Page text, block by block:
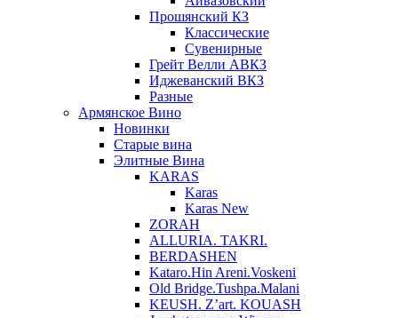
Прошянский КЗ
Классические
Сувенирные
Грейт Велли АВКЗ
Иджеванский ВКЗ
Разные
Армянское Вино
Новинки
Старые вина
Элитные Вина
KARAS
Karas
Karas New
ZORAH
ALLURIA. TAKRI.
BERDASHEN
Kataro.Hin Areni.Voskeni
Old Bridge.Tushpa.Malani
KEUSH. Z’art. KOUASH